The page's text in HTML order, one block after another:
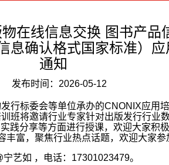
在线信息交换 图书产品
息确认格式国家标准）
通知
发布时间： 2026-05-12
标委会等单位承办的CNONIX应用培
班将邀请行业专家针对出版发行行业
践分享等方面进行授课，欢迎大家积
富，聚焦行业热点话题，欢迎大家参
艺如 ，电话：17301023479。